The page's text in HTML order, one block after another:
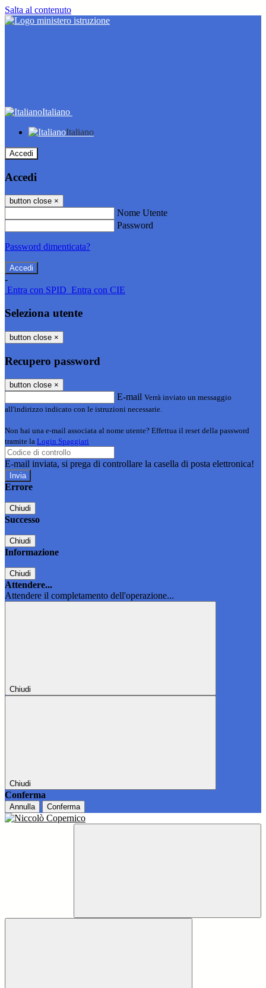
Salta al contenuto
Italiano
Italiano
Accedi
Accedi
button close ×
Nome Utente
Password
Password dimenticata?
-
Entra con SPID Entra con CIE
Seleziona utente
button close ×
Recupero password
button close ×
E-mail Verrà inviato un messaggio
all'indirizzo indicato con le istruzioni necessarie.
Non hai una e-mail associata al nome utente? Effettua il reset della password
tramite la Login Spaggiari
E-mail inviata, si prega di controllare la casella di posta elettronica!
Errore
Chiudi
Successo
Chiudi
Informazione
Chiudi
Attendere...
Attendere il completamento dell'operazione...
Chiudi
Chiudi
Conferma
Annulla Conferma